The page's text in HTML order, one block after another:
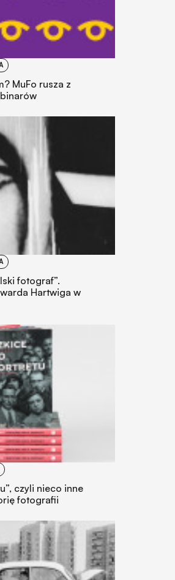
MuFo rusza z
fotograf”.
Hartwiga w
czyli nieco inne
fotografii